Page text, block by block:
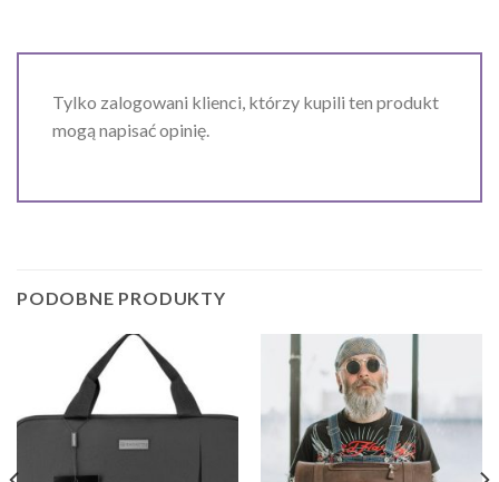
Tylko zalogowani klienci, którzy kupili ten produkt
mogą napisać opinię.
PODOBNE PRODUKTY